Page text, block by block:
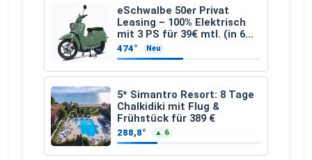
eSchwalbe 50er Privat
Leasing – 100% Elektrisch
mit 3 PS für 39€ mtl. (in 6
schicken Farben LF: 0.43, 36
Monate, Bereitstellung:
159,00 €, 2.500 km/Jahr)
474° Neu
5* Simantro Resort: 8 Tage
Chalkidiki mit Flug &
Frühstück für 389 €
288,8° ▲ 6